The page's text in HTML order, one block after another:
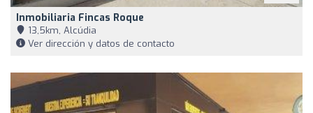
Inmobiliaria Fincas Roque
13,5km, Alcúdia
Ver dirección y datos de contacto